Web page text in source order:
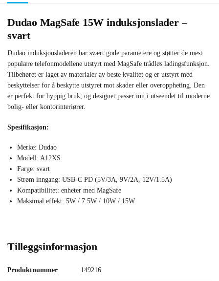
Dudao MagSafe 15W induksjonslader –
svart
Dudao induksjonsladeren har svært gode parametere og støtter de mest
populære telefonmodellene utstyrt med MagSafe trådløs ladingsfunksjon.
Tilbehøret er laget av materialer av beste kvalitet og er utstyrt med
beskyttelser for å beskytte utstyret mot skader eller overoppheting. Den
er perfekt for hyppig bruk, og designet passer inn i utseendet til moderne
bolig- eller kontorinteriører.
Spesifikasjon:
Merke: Dudao
Modell: A12XS
Farge: svart
Strøm inngang: USB-C PD (5V/3A, 9V/2A, 12V/1.5A)
Kompatibilitet: enheter med MagSafe
Maksimal effekt: 5W / 7.5W / 10W / 15W
Tilleggsinformasjon
Produktnummer 149216